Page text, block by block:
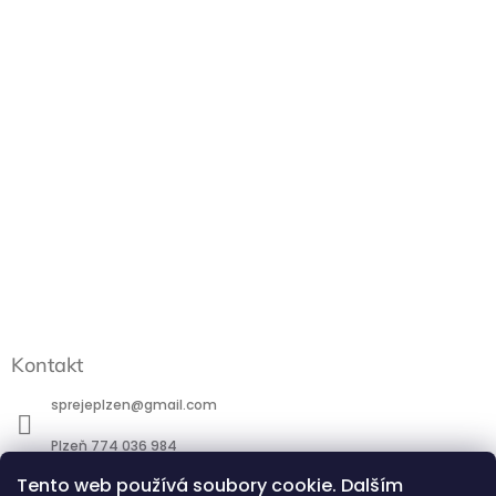
Tento web používá soubory cookie. Dalším
Kontakt
sprejeplzen@gmail.com
Plzeň 774 036 984
Praha 777 088 184